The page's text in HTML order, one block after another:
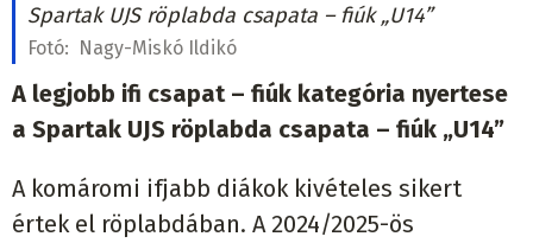
Spartak UJS röplabda csapata – fiúk „U14”
Fotó: Nagy-Miskó Ildikó
A legjobb ifi csapat – fiúk kategória nyertese
a Spartak UJS röplabda csapata – fiúk „U14”
A komáromi ifjabb diákok kivételes sikert
értek el röplabdában. A 2024/2025-ös